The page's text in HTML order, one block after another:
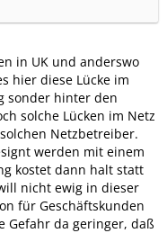
in UK und anderswo
hier diese Lücke im
sonder hinter den
solche Lücken im Netz
Netzbetreiber.
werden mit einem
kostet dann halt statt
nicht ewig in dieser
für Geschäftskunden
Gefahr da geringer, daß